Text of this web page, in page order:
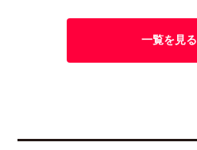
一覧を見る